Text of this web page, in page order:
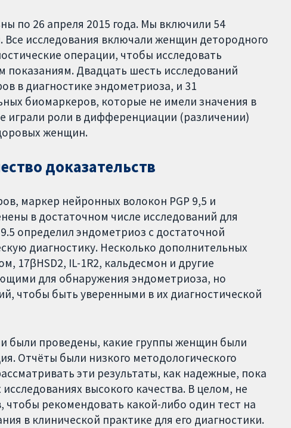
по 26 апреля 2015 года. Мы включили 54
Все исследования включали женщин детородного
операции, чтобы исследовать
Двадцать шесть исследований
в диагностике эндометриоза, и 31
биомаркеров, которые не имели значения в
роли в дифференциации (различении)
женщин.
доказательств
маркер нейронных волокон PGP 9,5 и
в достаточном числе исследований для
определил эндометриоз с достаточной
диагностику. Несколько дополнительных
17βHSD2, IL-1R2, кальдесмон и другие
для обнаружения эндометриоза, но
чтобы быть уверенными в их диагностической
были проведены, какие группы женщин были
Отчёты были низкого методологического
эти результаты, как надежные, пока
высокого качества. В целом, не
чтобы рекомендовать какой-либо один тест на
в клинической практике для его диагностики.